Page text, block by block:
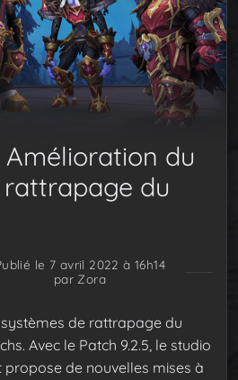
Amélioration du
du
le 7 avril 2022 à 16h14
par Zora
de rattrapage du
Avec le Patch 9.2.5, le studio
de nouvelles mises à